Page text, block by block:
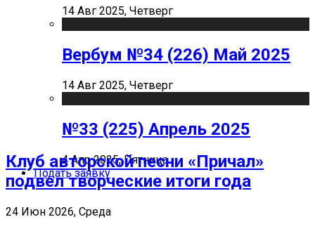
14 Авг 2025, Четверг
Вербум №34 (226) Май 2025
14 Авг 2025, Четверг
№33 (225) Апрель 2025
4 Апр 2025, Пятница
Подать заявку
Клуб авторской песни «Причал»
подвел творческие итоги года
24 Июн 2026, Среда